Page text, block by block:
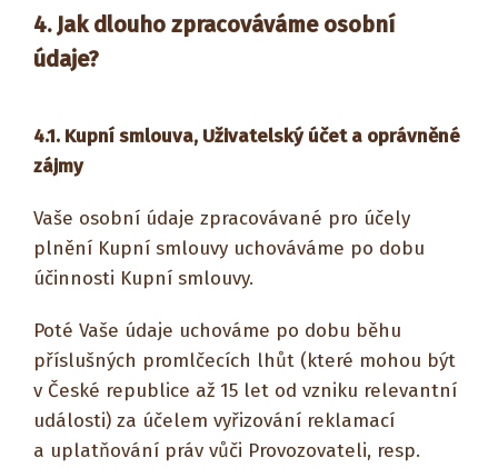
4. Jak dlouho zpracováváme osobní
údaje?
4.1. Kupní smlouva, Uživatelský účet a oprávněné
zájmy
Vaše osobní údaje zpracovávané pro účely
plnění Kupní smlouvy uchováváme po dobu
účinnosti Kupní smlouvy.
Poté Vaše údaje uchováme po dobu běhu
příslušných promlčecích lhůt (které mohou být
v České republice až 15 let od vzniku relevantní
události) za účelem vyřizování reklamací
a uplatňování práv vůči Provozovateli, resp.